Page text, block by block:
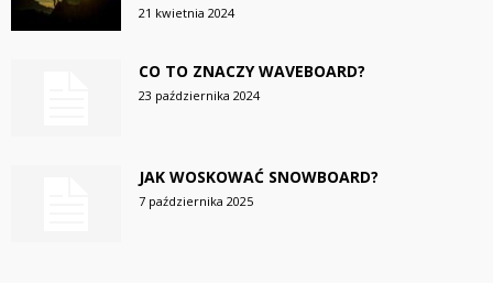
21 kwietnia 2024
CO TO ZNACZY WAVEBOARD?
23 października 2024
JAK WOSKOWAĆ SNOWBOARD?
7 października 2025